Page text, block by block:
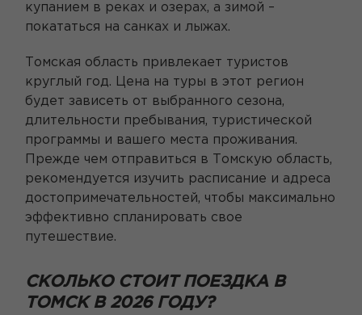
купанием в реках и озерах, а зимой –
покататься на санках и лыжах.
Томская область привлекает туристов
круглый год. Цена на туры в этот регион
будет зависеть от выбранного сезона,
длительности пребывания, туристической
программы и вашего места проживания.
Прежде чем отправиться в Томскую область,
рекомендуется изучить расписание и адреса
достопримечательностей, чтобы максимально
эффективно спланировать свое
путешествие.
СКОЛЬКО СТОИТ ПОЕЗДКА В
ТОМСК В 2026 ГОДУ?